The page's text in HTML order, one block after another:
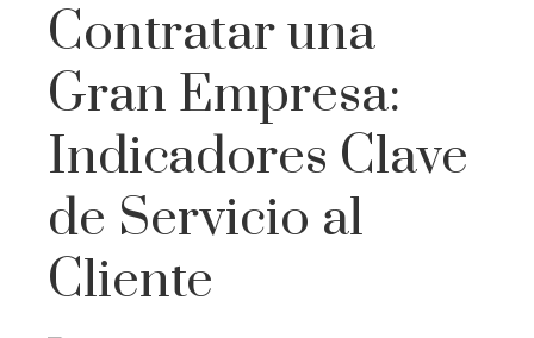
Contratar una
Gran Empresa:
Indicadores Clave
de Servicio al
Cliente